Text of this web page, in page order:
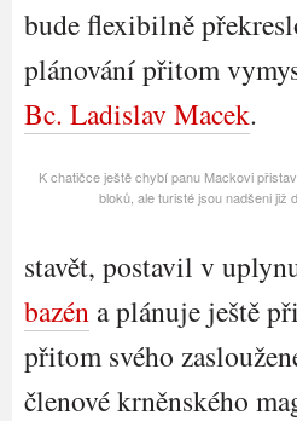
bude flexibilně
plánování přitom
Bc. Ladislav Macek.
K chatičce ještě chybí panu Mackovi
bloků, ale turisté jsou nadšeni již
stavět, postavil v
bazén a plánuje ještě
přitom svého
členové krněnského